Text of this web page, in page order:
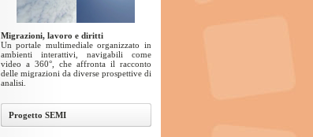
Migrazioni, lavoro e diritti
Un portale multimediale organizzato in
ambienti interattivi, navigabili come
video a 360°, che affronta il racconto
delle migrazioni da diverse prospettive di
analisi.
Progetto SEMI